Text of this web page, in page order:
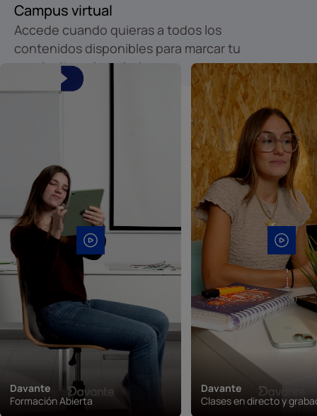
Campus virtual
Accede cuando quieras a todos los
contenidos disponibles para marcar tu
propio ritmo de trabajo.
Davante
Formación Abierta
Davante
Clases en directo y